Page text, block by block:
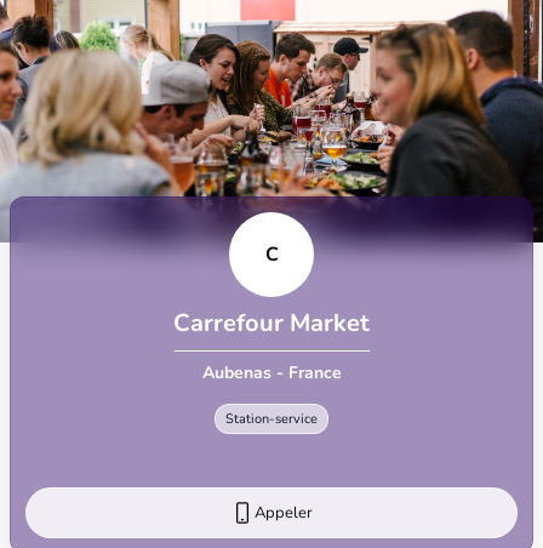
C
Carrefour Market
Aubenas - France
Station-service
Appeler